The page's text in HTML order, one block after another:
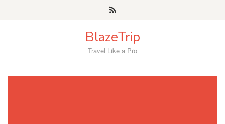
BlazeTrip
Travel Like a Pro